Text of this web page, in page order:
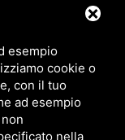
esempio
cookie o
con il tuo
ad esempio
nella